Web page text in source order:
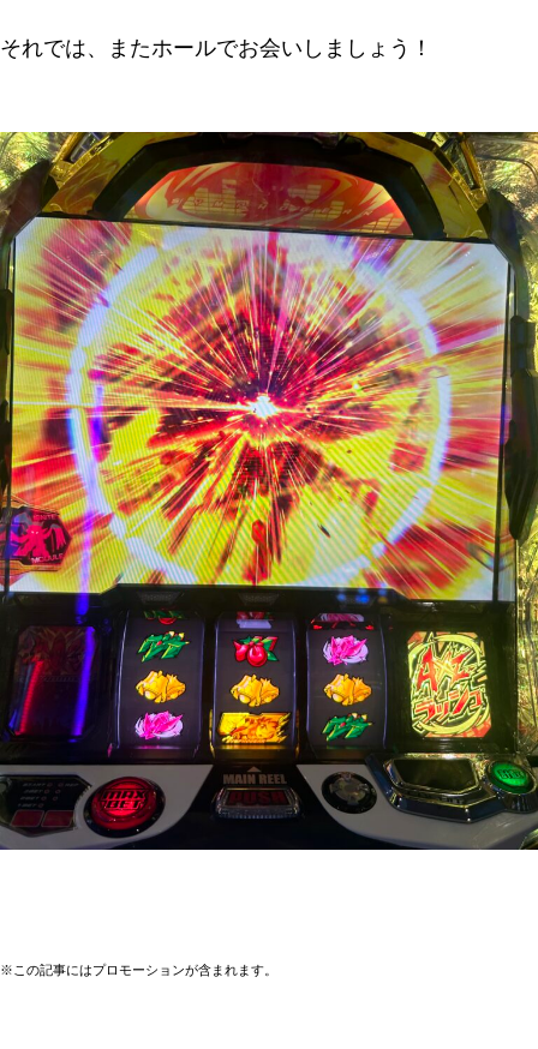
それでは、またホールでお会いしましょう！
※この記事にはプロモーションが含まれます。